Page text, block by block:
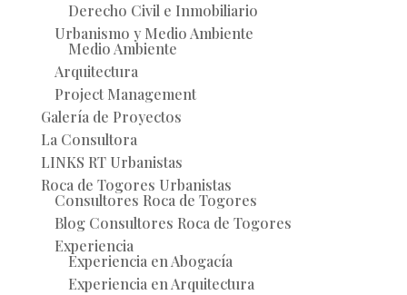
Derecho Civil e Inmobiliario
Urbanismo y Medio Ambiente
Medio Ambiente
Arquitectura
Project Management
Galería de Proyectos
La Consultora
LINKS RT Urbanistas
Roca de Togores Urbanistas
Consultores Roca de Togores
Blog Consultores Roca de Togores
Experiencia
Experiencia en Abogacía
Experiencia en Arquitectura